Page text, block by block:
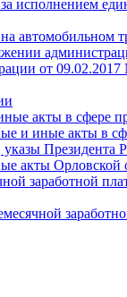
исполнением
автомобильном
от
акты в сфере
и иные акты в
Президента
акты Орловской
заработной